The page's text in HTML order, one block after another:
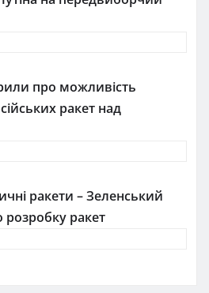
про можливість
ракет над
ракети – Зеленський
розробку ракет